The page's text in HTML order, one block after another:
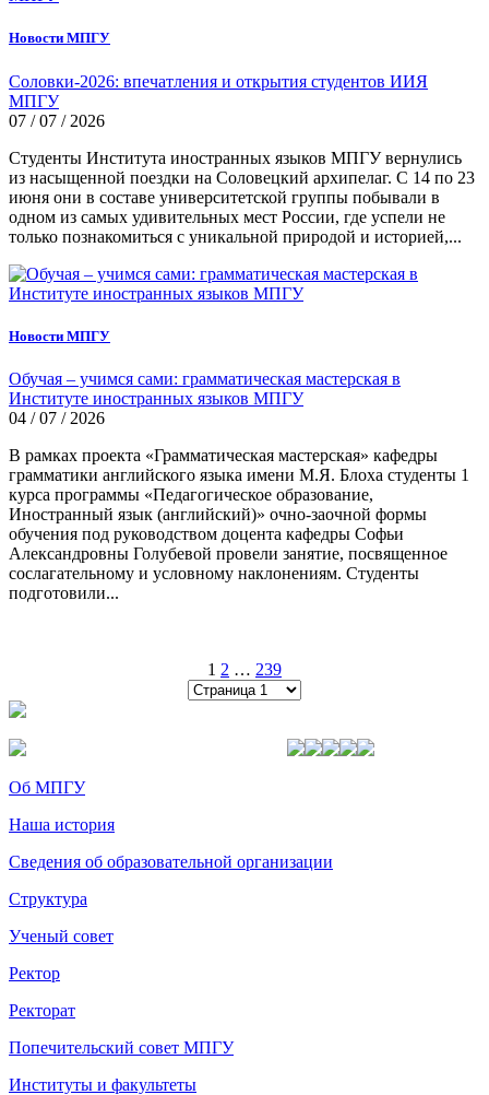
Новости МПГУ
Соловки-2026: впечатления и открытия студентов ИИЯ
МПГУ
07 / 07 / 2026
Студенты Института иностранных языков МПГУ вернулись
из насыщенной поездки на Соловецкий архипелаг. С 14 по 23
июня они в составе университетской группы побывали в
одном из самых удивительных мест России, где успели не
только познакомиться с уникальной природой и историей,...
Новости МПГУ
Обучая – учимся сами: грамматическая мастерская в
Институте иностранных языков МПГУ
04 / 07 / 2026
В рамках проекта «Грамматическая мастерская» кафедры
грамматики английского языка имени М.Я. Блоха студенты 1
курса программы «Педагогическое образование,
Иностранный язык (английский)» очно-заочной формы
обучения под руководством доцента кафедры Софьи
Александровны Голубевой провели занятие, посвященное
сослагательному и условному наклонениям. Студенты
подготовили...
1 2 … 239
Об МПГУ
Наша история
Сведения об образовательной организации
Структура
Ученый совет
Ректор
Ректорат
Попечительский совет МПГУ
Институты и факультеты